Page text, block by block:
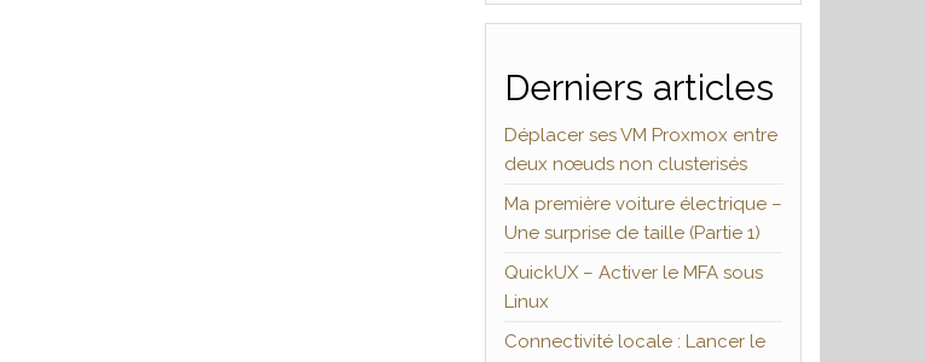
Derniers articles
Déplacer ses VM Proxmox entre
deux nœuds non clusterisés
Ma première voiture électrique –
Une surprise de taille (Partie 1)
QuickUX – Activer le MFA sous
Linux
Connectivité locale : Lancer le